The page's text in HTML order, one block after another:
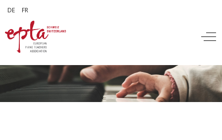
Sprache auswählen
DE FR
Off-